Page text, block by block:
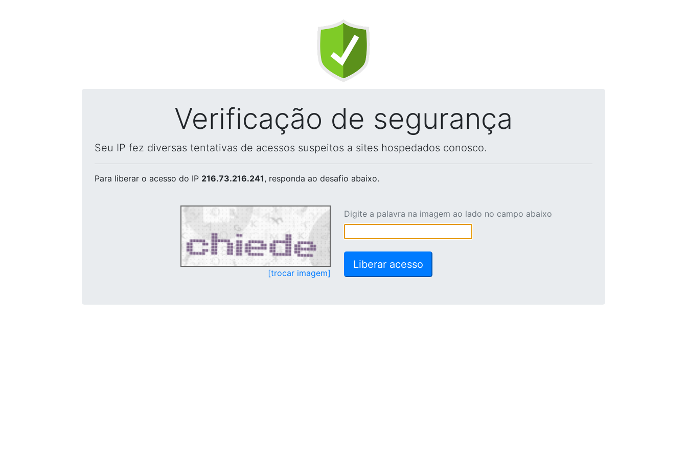
Verificação de segurança
Seu IP fez diversas tentativas de acessos suspeitos a sites hospedados conosco.
Para liberar o acesso do IP 216.73.216.241, responda ao desafio abaixo.
[trocar imagem]
Digite a palavra na imagem ao lado no campo abaixo